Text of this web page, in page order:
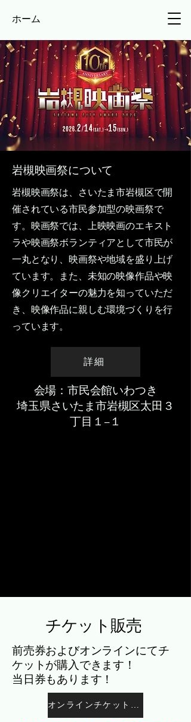
ホーム
岩槻映画祭について
岩槻映画祭は、さいたま市岩槻区で開
催されている市民参加型の映画祭で
す。映画祭では、上映映画のエキスト
ラや映画祭ボランティアとして市民が
一丸となり、映画祭や地域を盛り上げ
ています。また、未知の映像作品や映
像クリエイターの魅力を知っていただ
き、映像作品に親しむ環境づくりを行
っています。
詳細
会場：市民会館いわつき
埼玉県さいたま市岩槻区太田３
丁目１−１
チケット販売
前売券およびオンラインにてチ
ケットが購入できます！
​当日券もあります！